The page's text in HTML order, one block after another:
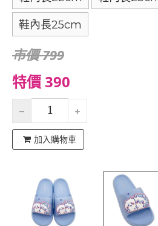
鞋內長25cm
市價 799
特價 390
加入購物車